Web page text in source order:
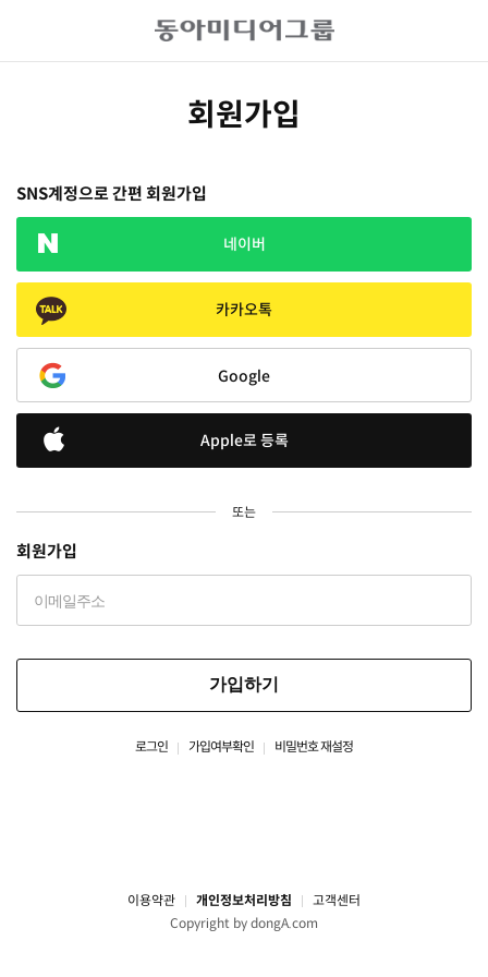
회원가입
SNS계정으로 간편 회원가입
네이버
카카오톡
Google
Apple로 등록
또는
회원가입
가입하기
로그인 가입여부확인 비밀번호 재설정
이용약관 개인정보처리방침
고객센터
Copyright by dongA.com